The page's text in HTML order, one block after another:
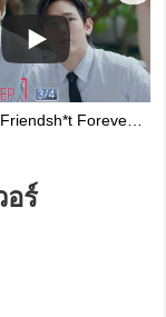
[Eng Sub] Friendsh*t Forever เพื่อนสนิท พิษสหาย | EP.1 [3/4]
อร์